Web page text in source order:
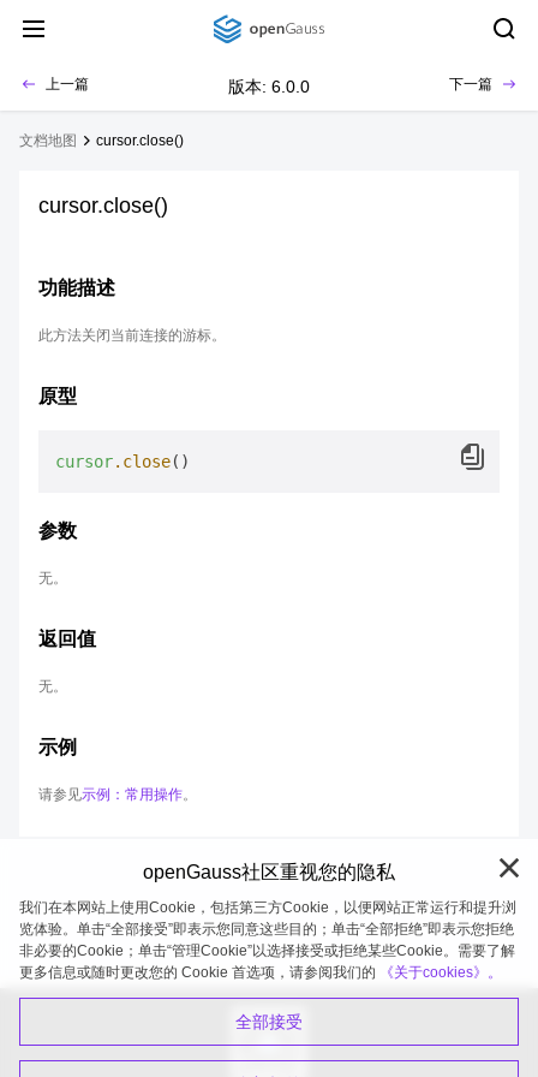
上一篇 版本: 6.0.0 下一篇
文档地图 cursor.close()
cursor.close()
功能描述
此方法关闭当前连接的游标。
原型
cursor.close
参数
无。
返回值
无。
示例
请参见示例：常用操作。
openGauss 2026-08-09 20:10:57
openGauss社区重视您的隐私
我们在本网站上使用Cookie，包括第三方Cookie，以便网站正常运行和提升浏
览体验。单击“全部接受”即表示您同意这些目的；单击“全部拒绝”即表示您拒绝
非必要的Cookie；单击“管理Cookie”以选择接受或拒绝某些Cookie。需要了解
更多信息或随时更改您的 Cookie 首选项，请参阅我们的
《关于cookies》。
全部接受